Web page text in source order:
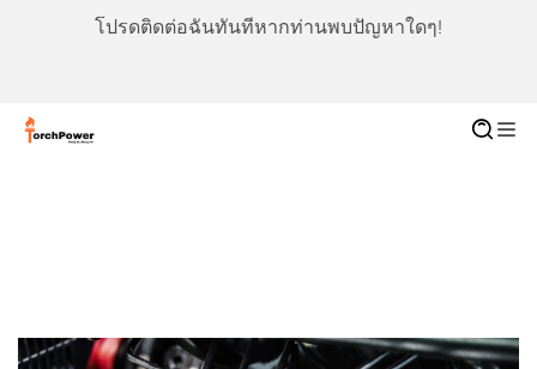
โปรดติดต่อฉันทันทีหากท่านพบปัญหาใดๆ!